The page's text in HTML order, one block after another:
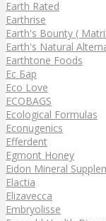
Earth Rated
Earthrise
Earth's Bounty (
Earth's Natural
Earthtone Foods
Ec Бар
Eco Love
ECOBAGS
Ecological Formulas
Econugenics
Efferdent
Egmont Honey
Eidon Mineral
Elactia
Elizavecca
Embryolisse